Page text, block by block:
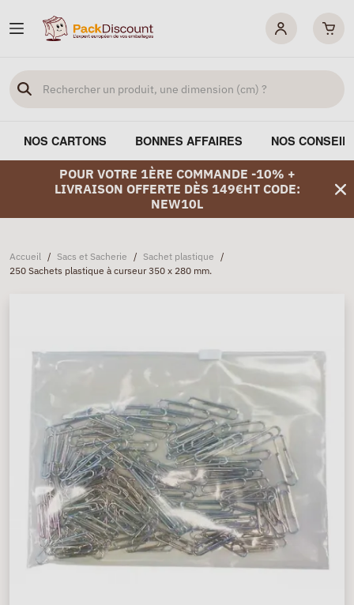
NOS CARTONS BONNES AFFAIRES NOS
POUR VOTRE 1ÈRE COMMANDE -10% +
LIVRAISON OFFERTE DÈS 149€HT CODE:
NEW10L
Accueil / Sacs et Sacherie / Sachet plastique /
250 Sachets plastique à curseur 350 x 280 mm.